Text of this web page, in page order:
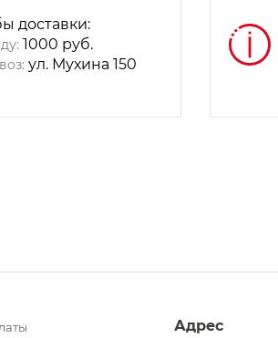
доставки:
1000 руб.
ул. Мухина 150
Адрес